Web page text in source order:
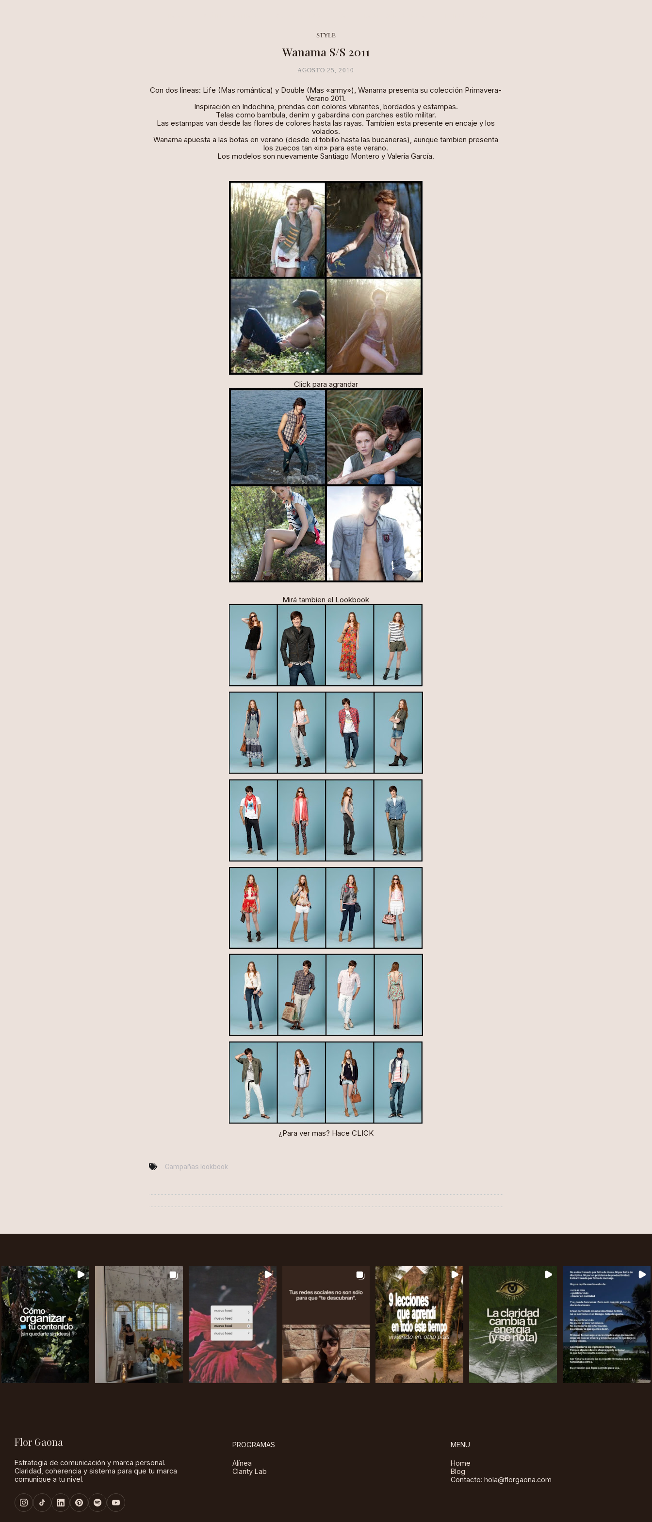
STYLE
Wanama S/S 2011
AGOSTO 25, 2010
Con dos líneas: Life (Mas romántica) y Double (Mas «army»), Wanama presenta su colección Primavera-
Verano 2011.
Inspiración en Indochina, prendas con colores vibrantes, bordados y estampas.
Telas como bambula, denim y gabardina con parches estilo militar.
Las estampas van desde las flores de colores hasta las rayas. Tambien esta presente en encaje y los
volados.
Wanama apuesta a las botas en verano (desde el tobillo hasta las bucaneras), aunque tambien presenta
los zuecos tan «in» para este verano.
Los modelos son nuevamente Santiago Montero y Valeria García.
Click para agrandar
Mirá tambien el Lookbook
¿Para ver mas? Hace CLICK
Campañas lookbook
Flor Gaona
Estrategia de comunicación y marca personal.
Claridad, coherencia y sistema para que tu marca
comunique a tu nivel.
PROGRAMAS
Alínea
Clarity Lab
MENU
Home
Blog
Contacto: hola@florgaona.com